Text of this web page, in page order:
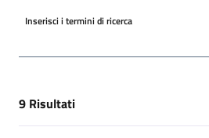
Inserisci i termini di ricerca
[results] Risultati
9 Risultati